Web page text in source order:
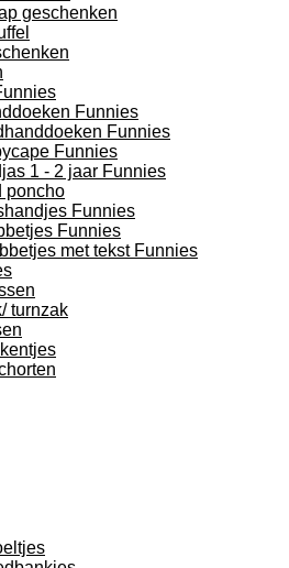
geschenken
Funnies
Funnies
Funnies
1 - 2 jaar Funnies
poncho
Funnies
Funnies
met tekst Funnies
turnzak